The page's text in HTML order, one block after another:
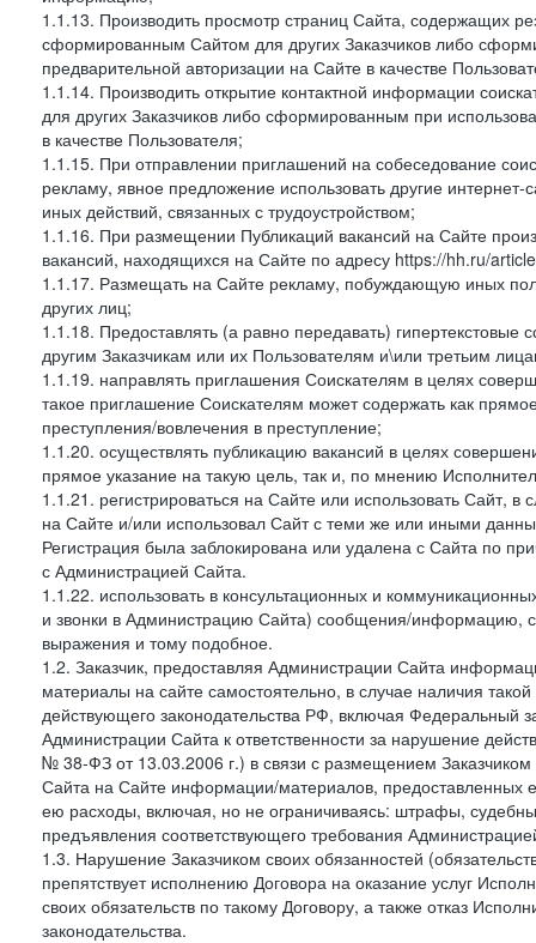
1.1.13. Производить просмотр страниц Сайта, содержащих
сформированным Сайтом для других Заказчиков либо
предварительной авторизации на Сайте в качестве
1.1.14. Производить открытие контактной информации
для других Заказчиков либо сформированным при
в качестве Пользователя;
1.1.15. При отправлении приглашений на собеседование
рекламу, явное предложение использовать другие
иных действий, связанных с трудоустройством;
1.1.16. При размещении Публикаций вакансий на Сайте
вакансий, находящихся на Сайте по адресу https://hh.ru/
1.1.17. Размещать на Сайте рекламу, побуждающую иных
других лиц;
1.1.18. Предоставлять (а равно передавать)
другим Заказчикам или их Пользователям и\или третьим
1.1.19. направлять приглашения Соискателям в целях
такое приглашение Соискателям может содержать как
преступления/вовлечения в преступление;
1.1.20. осуществлять публикацию вакансий в целях
прямое указание на такую цель, так и, по мнению
1.1.21. регистрироваться на Сайте или использовать Сайт,
на Сайте и/или использовал Сайт с теми же или иными
Регистрация была заблокирована или удалена с Сайта по
с Администрацией Сайта.
1.1.22. использовать в консультационных и
и звонки в Администрацию Сайта) сообщения/информацию,
выражения и тому подобное.
1.2. Заказчик, предоставляя Администрации Сайта
материалы на сайте самостоятельно, в случае наличия
действующего законодательства РФ, включая
Администрации Сайта к ответственности за нарушение
№ 38-ФЗ от 13.03.2006 г.) в связи с размещением
Сайта на Сайте информации/материалов, предоставленных
ею расходы, включая, но не ограничиваясь: штрафы,
предъявления соответствующего требования
1.3. Нарушение Заказчиком своих обязанностей
препятствует исполнению Договора на оказание услуг
своих обязательств по такому Договору, а также отказ
законодательства.